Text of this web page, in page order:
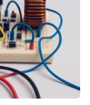
Euro.
großen
des
Im
Neue
rasch in die